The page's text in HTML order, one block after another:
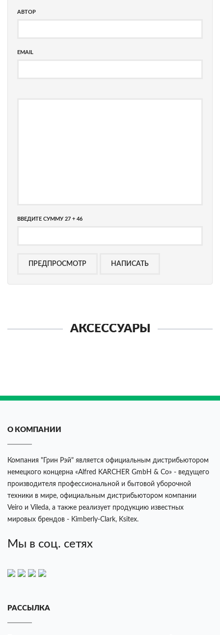
АВТОР
EMAIL
ВВЕДИТЕ СУММУ 27 + 46
АКСЕССУАРЫ
О КОМПАНИИ
Компания "Грин Рэй" является официальным дистрибьютором
немецкого концерна «Alfred KARCHER GmbH & Co» - ведущего
производителя профессиональной и бытовой уборочной
техники в мире, официальным дистрибьютором компании
Veiro и Vileda, а также реализует продукцию известных
мировых брендов - Kimberly-Clark, Ksitex.
Мы в соц. сетях
РАССЫЛКА